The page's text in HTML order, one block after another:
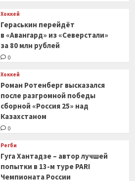
Хоккей
Гераськин перейдёт
в «Авангард» из «Северстали»
за 80 млн рублей
0
Хоккей
Роман Ротенберг высказался
после разгромной победы
сборной «Россия 25» над
Казахстаном
0
Регби
Гуга Хантадзе – автор лучшей
попытки в 13-м туре PARI
Чемпионата России